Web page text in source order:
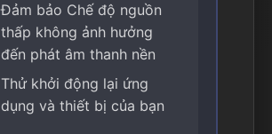
Đảm bảo Chế độ nguồn
thấp không ảnh hưởng
đến phát âm thanh nền
Thử khởi động lại ứng
dụng và thiết bị của bạn